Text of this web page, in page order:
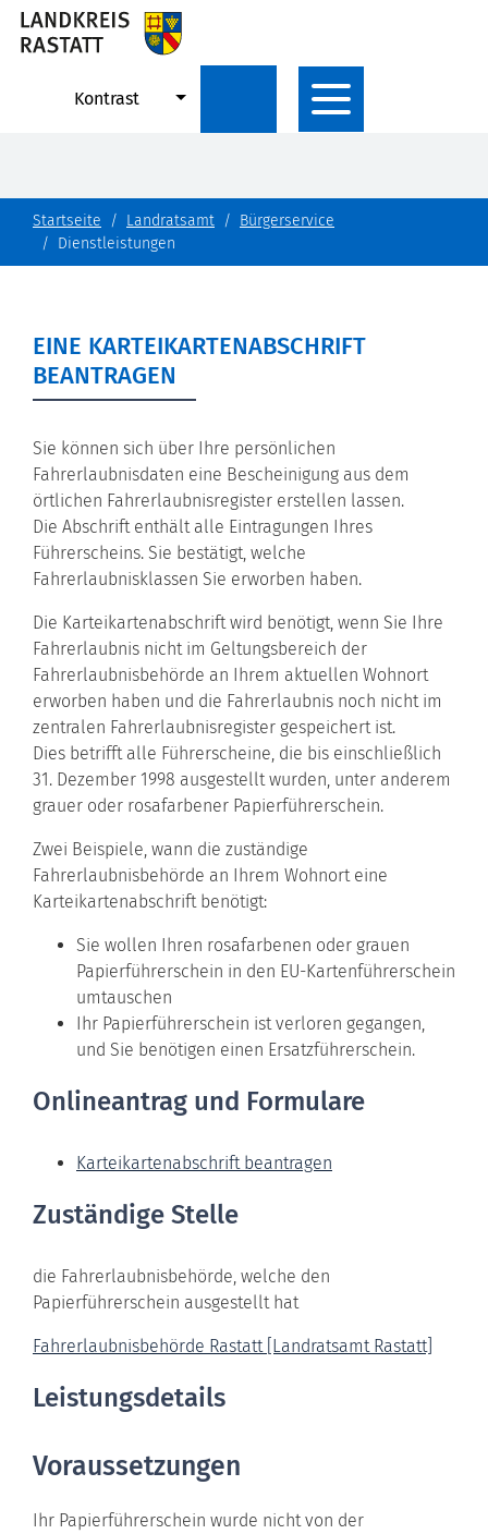
Kontrast
Startseite Landratsamt
Bürgerservice
Dienstleistungen
EINE KARTEIKARTENABSCHRIFT
BEANTRAGEN
Sie können sich über Ihre persönlichen
Fahrerlaubnisdaten eine Bescheinigung aus dem
örtlichen Fahrerlaubnisregister erstellen lassen.
Die Abschrift enthält alle Eintragungen Ihres
Führerscheins. Sie bestätigt, welche
Fahrerlaubnisklassen Sie erworben haben.
Die Karteikartenabschrift wird benötigt, wenn Sie Ihre
Fahrerlaubnis nicht im Geltungsbereich der
Fahrerlaubnisbehörde an Ihrem aktuellen Wohnort
erworben haben und die Fahrerlaubnis noch nicht im
zentralen Fahrerlaubnisregister gespeichert ist.
Dies betrifft alle Führerscheine, die bis einschließlich
31. Dezember 1998 ausgestellt wurden, unter anderem
grauer oder rosafarbener Papierführerschein.
Zwei Beispiele, wann die zuständige
Fahrerlaubnisbehörde an Ihrem Wohnort eine
Karteikartenabschrift benötigt:
Sie wollen Ihren rosafarbenen oder grauen
Papierführerschein in den EU-Kartenführerschein
umtauschen
Ihr Papierführerschein ist verloren gegangen,
und Sie benötigen einen Ersatzführerschein.
Onlineantrag und Formulare
Karteikartenabschrift beantragen
Zuständige Stelle
die Fahrerlaubnisbehörde, welche den
Papierführerschein ausgestellt hat
Fahrerlaubnisbehörde Rastatt [Landratsamt Rastatt]
Leistungsdetails
Voraussetzungen
Ihr Papierführerschein wurde nicht von der